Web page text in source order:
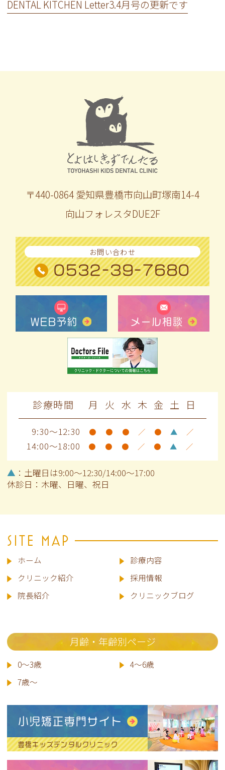
DENTAL KITCHEN Letter3.4月号の更新です
〒440-0864 愛知県豊橋市向山町塚南14-4
向山フォレスタDUE2F
お問い合わせ
0532-39-7680
WEB予約 メール相談
診療時間 月 火 水 木 金 土 日
9:30～12:30 ● ● ● ／ ● ▲ ／
14:00～18:00 ● ● ● ／ ● ▲ ／
▲ ：土曜日は9:00～12:30/14:00～17:00
休診日：木曜、日曜、祝日
SITE MAP
ホーム
診療内容
クリニック紹介
採用情報
院長紹介 クリニックブログ
月齢・年齢別ページ
0～3歳
4～6歳
7歳～
小児矯正専門サイト
豊橋キッズデンタルクリニック